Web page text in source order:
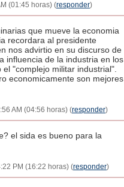
(01:45 horas) (responder)
que mueve la economia
recordara al presidente
nos advirtio en su discurso de
influencia de la industria en los
"complejo militar industrial".
economicamente son mejores
AM (04:56 horas) (responder)
el sida es bueno para la
PM (16:22 horas) (responder)